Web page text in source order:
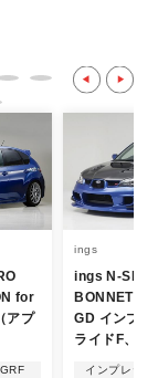
変更につい
や変更は
等、お間
やイメー
い。
商品は、
ないこと
for
アプ
ings
ings N-
BONNET
GD インプレ
ライドF、G
インプレッ